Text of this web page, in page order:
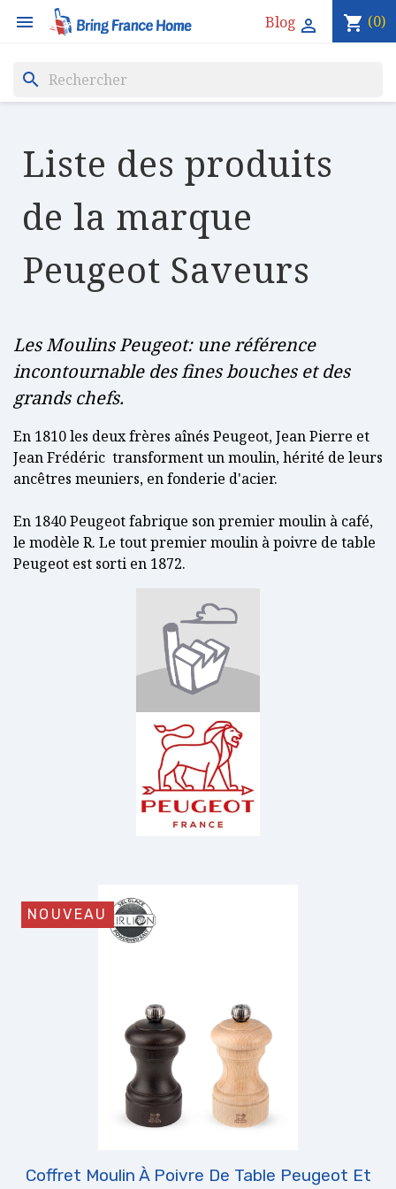
 shopping_cart (0)

Blog
search
Liste des produits
de la marque
Peugeot Saveurs
Les Moulins Peugeot: une référence
incontournable des fines bouches et des
grands chefs.
En 1810 les deux frères aînés Peugeot, Jean Pierre et
Jean Frédéric transforment un moulin, hérité de leurs
ancêtres meuniers, en fonderie d'acier.
En 1840 Peugeot fabrique son premier moulin à café,
le modèle R. Le tout premier moulin à poivre de table
Peugeot est sorti en 1872.
Coffret Moulin À Poivre De Table Peugeot Et
NOUVEAU